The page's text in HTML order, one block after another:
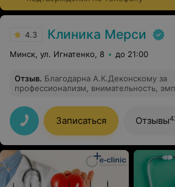
4.3 Клиника Мерси
Минск, ул. Игнатенко, 8 до 21:00
Отзыв. Благодарна А.К.Деконскому за
профессионализм, внимательность,
Записаться Отзывы